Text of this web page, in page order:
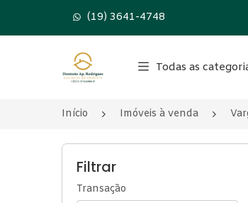
(19) 3641-4748
Página inicial
Todas as
Início Imóveis à venda
Filtrar
Transação